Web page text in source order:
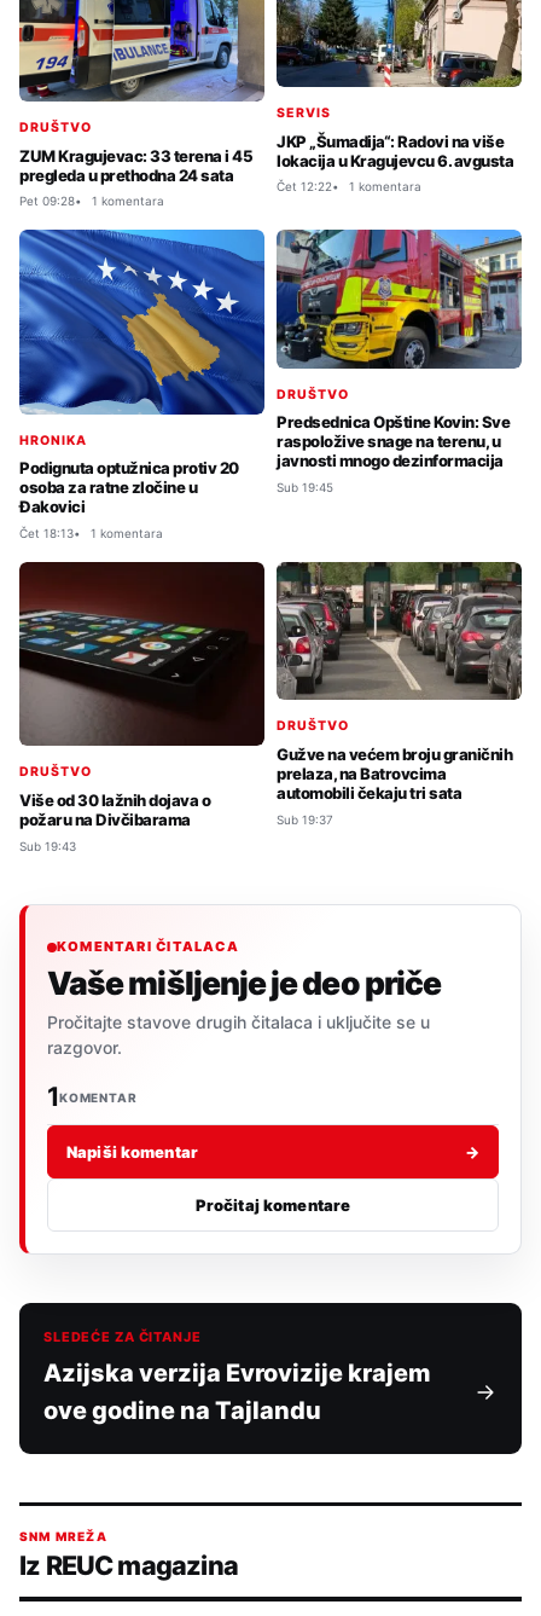
DRUŠTVO
ZUM Kragujevac: 33 terena i 45
pregleda u prethodna 24 sata
Pet 09:28 1 komentara
SERVIS
JKP „Šumadija“: Radovi na više
lokacija u Kragujevcu 6. avgusta
Čet 12:22 1 komentara
HRONIKA
Podignuta optužnica protiv 20
osoba za ratne zločine u
Đakovici
Čet 18:13 1 komentara
DRUŠTVO
Predsednica Opštine Kovin: Sve
raspoložive snage na terenu, u
javnosti mnogo dezinformacija
Sub 19:45
DRUŠTVO
Više od 30 lažnih dojava o
požaru na Divčibarama
Sub 19:43
DRUŠTVO
Gužve na većem broju graničnih
prelaza, na Batrovcima
automobili čekaju tri sata
Sub 19:37
KOMENTARI ČITALACA
Vaše mišljenje je deo priče
Pročitajte stavove drugih čitalaca i uključite se u
razgovor.
1KOMENTAR
Napiši komentar →
Pročitaj komentare
SLEDEĆE ZA ČITANJE
Azijska verzija Evrovizije krajem
ove godine na Tajlandu
SNM MREŽA
Iz REUC magazina